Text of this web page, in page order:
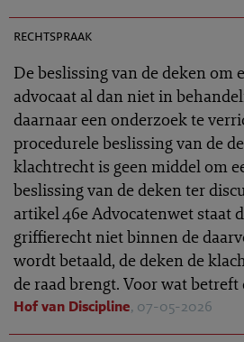
rechtspraak
De beslissing van de deken om
advocaat al dan niet in
daarnaar een onderzoek te
procedurele beslissing van de
klachtrecht is geen middel om
beslissing van de deken ter
artikel 46e Advocatenwet staat
griffierecht niet binnen de
wordt betaald, de deken de
de raad brengt. Voor wat betreft
Hof van Discipline, 07-05-2026